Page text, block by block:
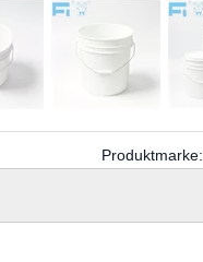
Produktmarke: